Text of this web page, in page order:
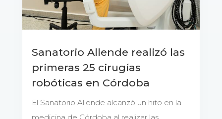
Sanatorio Allende realizó las
primeras 25 cirugías
robóticas en Córdoba
El Sanatorio Allende alcanzó un hito en la